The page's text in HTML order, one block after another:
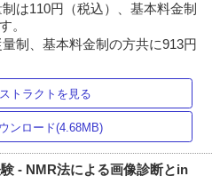
は110円（税込）、基本料金制
。
制、基本料金制の方共に913円
トラクトを見る
ンロード(4.68MB)
- NMR法による画像診断とin